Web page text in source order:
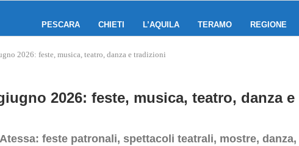
PESCARA CHIETI L’AQUILA TERAMO REGIONE
2026: feste, musica, teatro, danza e tradizioni
2026: feste, musica, teatro, danza e
feste patronali, spettacoli teatrali, mostre, danza,